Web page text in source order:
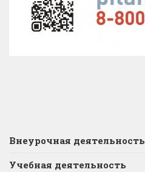
Внеурочная деятельность
Учебная деятельность